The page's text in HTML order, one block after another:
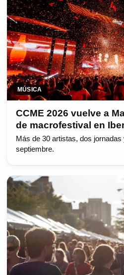
MÚSICA
CCME 2026 vuelve a
de macrofestival en
Más de 30 artistas, dos
septiembre.